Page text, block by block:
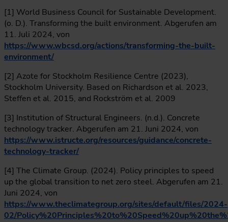
[1] World Business Council for Sustainable Development.
(o. D.). Transforming the built environment. Abgerufen am
11. Juli 2024, von
https://www.wbcsd.org/actions/transforming-the-built-
environment/
[2] Azote for Stockholm Resilience Centre (2023),
Stockholm University. Based on Richardson et al. 2023,
Steffen et al. 2015, and Rockström et al. 2009
[3] Institution of Structural Engineers. (n.d.). Concrete
technology tracker. Abgerufen am 21. Juni 2024, von
https://www.istructe.org/resources/guidance/concrete-
technology-tracker/
[4] The Climate Group. (2024). Policy principles to speed
up the global transition to net zero steel. Abgerufen am 21.
Juni 2024, von
https://www.theclimategroup.org/sites/default/files/2024-
02/